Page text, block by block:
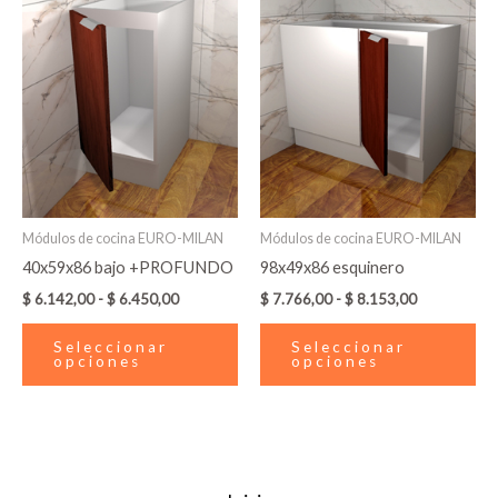
Módulos de cocina EURO-MILAN
40x59x86 bajo +PROFUNDO
$6.142,00 -$6.450,00
precios:
desde
$ 6.142,00
$ 6.450,00
Seleccionar
opciones
tiene
múltiples
variantes.
Las
opciones
se
pueden
elegir
página
producto
Módulos de cocina EURO-MILAN
98x49x86 esquinero
$ 7.766,00 -$8.153,00
desde
$ 7.766,00
hasta
Seleccionar
opciones
se